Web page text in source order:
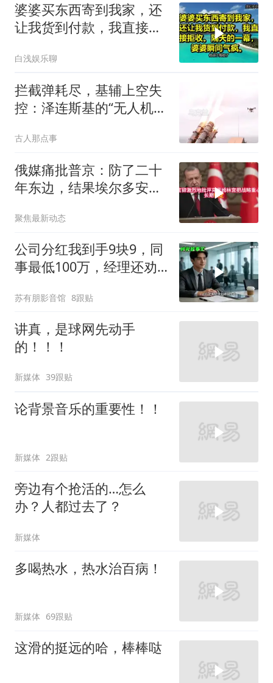
婆婆买东西寄到我家，还
让我货到付款，我直接拒
间气疯
白浅娱乐聊
拦截弹耗尽，基辅上空失
控：泽连斯基的“无人机神
古人那点事
俄媒痛批普京：防了二十
年东边，结果埃尔多安把
聚焦最新动态
公司分红我到手9块9，同
事最低100万，经理还劝
苏有朋影音馆 8跟贴
讲真，是球网先动手
的！！！
新媒体 39跟贴
论背景音乐的重要性！！
新媒体 2跟贴
旁边有个抢活的…怎么
办？人都过去了？
新媒体
多喝热水，热水治百病！
新媒体 69跟贴
这滑的挺远的哈，棒棒哒